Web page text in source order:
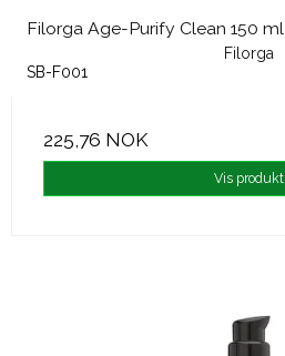
Filorga Age-Purify Clean 150 ml
Filorga
SB-F001
225,76 NOK
Vis produkt